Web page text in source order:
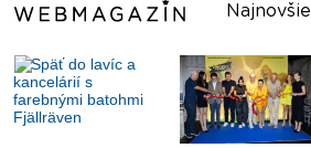
Najnovšie